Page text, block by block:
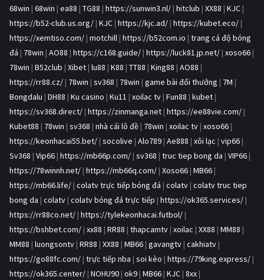
68win | 68win | ea88 | TG88 | https://sunwin3.nl/ | hitclub | XX88 | KJC |
https://b52-club.us.org/ | KJC | https://kjc.ad/ | https://kubet.eco/ |
https://xemtiso.com/ | motchill | https://b52com.io | trang cá độ bóng
đá | 78win | AO88 | https://c168.guide/ | https://luck81.jp.net/ | xoso66 |
78win | B52club | Xibet | lu88 | K88 | TT88 | King88 | AO88 |
https://rr88.cz/ | 78win | sv368 | 78win | game bài đổi thưởng | 7M |
Bongdalu | DH88 | Ku casino | Ku11 | xoilac tv | Fun88 | kubet |
https://sv368.direct/ | https://zinmanga.net | https://ee88vie.com/ |
Kubet88 | 78win | sv368 | nhà cái lô đề | 78win | xoilac tv | xoso66 |
https://keonhacai55.bet/ | socolive | Alo789 | Ae888 | xôi lạc | vip66 |
Sv368 | Vip66 | https://mb66p.com/ | sv368 | truc tiep bong da | VIP66 |
https://78winnh.net/ | https://mb66q.com/ | Xoso66 | MB66 |
https://mb66.life/ | colatv trực tiếp bóng đá | colatv | colatv truc tiep
bong da | colatv | colatv bóng đá trực tiếp | https://ok365.services/ |
https://rr88co.net/ | https://tylekeonhacai.futbol/ |
https://bshbet.com/ | xx88 | RR88 | thapcamtv | xoilac | XX88 | MM88 |
MM88 | luongsontv | RR88 | XX88 | MB66 | gavangtv | cakhiatv |
https://go88fc.com/ | trực tiếp nba | soi kèo | https://79king.express/ |
https://ok365.center/ | NOHU90 | ok9 | MB66 | KJC | 8xx |